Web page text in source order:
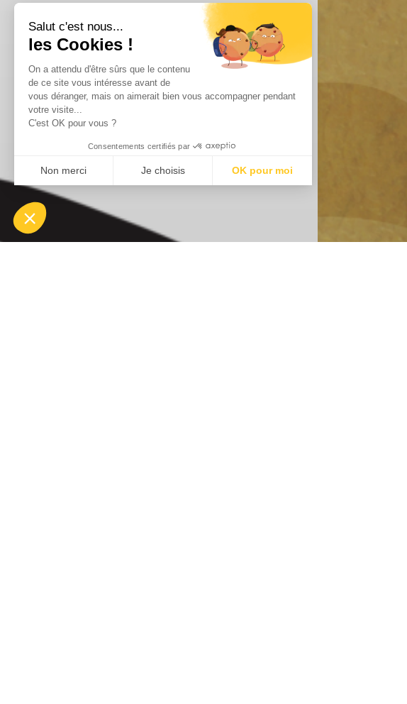
Salut c'est nous...
les Cookies !
On a attendu d'être sûrs que le contenu
de ce site vous intéresse avant de
vous déranger, mais on aimerait bien vous accompagner pendant
votre visite...
C'est OK pour vous ?
Consentements certifiés par
Non merci Je choisis OK pour moi
Axeptio consent
Plateforme de Gestion du Consentement : Personnalisez vos Options
Notre plateforme vous permet d'adapter et de gérer vos paramètres de